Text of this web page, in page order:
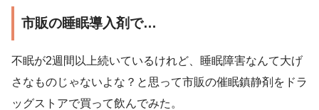
市販の睡眠導入剤で…
不眠が2週間以上続いているけれど、睡眠障害なんて大げ
さなものじゃないよな？と思って市販の催眠鎮静剤をドラ
ッグストアで買って飲んでみた。